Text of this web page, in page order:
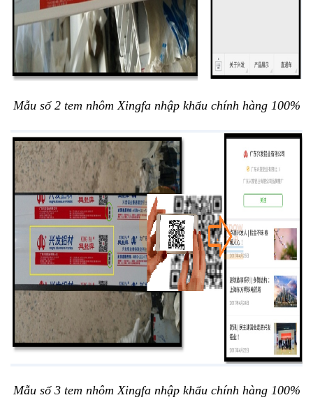
Mẫu số 2 tem nhôm Xingfa nhập khẩu chính hàng 100%
Mẫu số 3 tem nhôm Xingfa nhập khẩu chính hàng 100%